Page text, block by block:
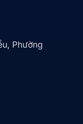
Phường